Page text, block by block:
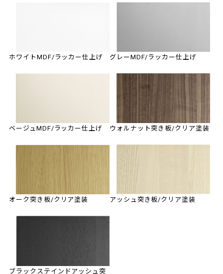
ホワイトMDF/ラッカー仕上げ グレーMDF/ラッカー仕上げ
ベージュMDF/ラッカー仕上げ ウォルナット突き板/クリア塗装
オーク突き板/クリア塗装 アッシュ突き板/クリア塗装
ブラックステインドアッシュ突